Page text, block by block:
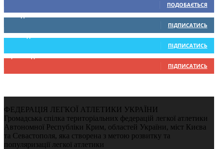
ПОДОБАЄТЬСЯ
0 Підписників
ПІДПИСАТИСЬ
234 Підписників
ПІДПИСАТИСЬ
9,370 Підписників
ПІДПИСАТИСЬ
ФЕДЕРАЦІЯ ЛЕГКОЇ АТЛЕТИКИ УКРАЇНИ
Громадська спілка територіальних федерацій легкої атлетики
Автономної Республіки Крим, областей України, міст Києва
та Севастополя, яка створена з метою розвитку та
популяризації легкої атлетики